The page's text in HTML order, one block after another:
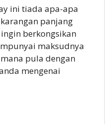
ini tiada apa-apa
panjang
berkongsikan
maksudnya
pula dengan
mengenai